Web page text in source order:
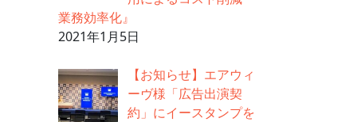
業務効率化』
2021年1月5日
【お知らせ】エアウィ
ーヴ様「広告出演契
約」にイースタンプを